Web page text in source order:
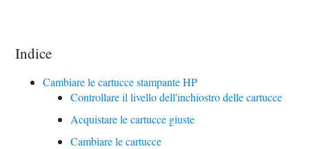
Indice
Cambiare le cartucce stampante HP
Controllare il livello dell'inchiostro delle cartucce
Acquistare le cartucce giuste
Cambiare le cartucce